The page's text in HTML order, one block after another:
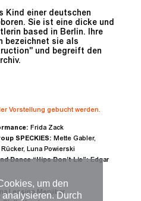
um den
Durch
Kind einer deutschen
Sie ist eine dicke und
based in Berlin. Ihre
bezeichnet sie als
und begreift den
Vorstellung gebucht werden.
Frida Zack
SPECKIES: Mette Gabler,
Luna Powierski
Dance “Hips Don’t Lie”:Edgar
Lessing Menjibar